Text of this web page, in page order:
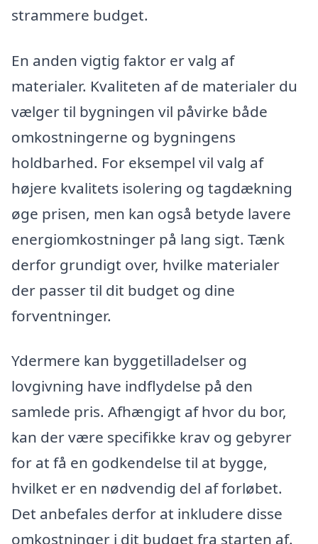
strammere budget.
En anden vigtig faktor er valg af
materialer. Kvaliteten af de materialer du
vælger til bygningen vil påvirke både
omkostningerne og bygningens
holdbarhed. For eksempel vil valg af
højere kvalitets isolering og tagdækning
øge prisen, men kan også betyde lavere
energiomkostninger på lang sigt. Tænk
derfor grundigt over, hvilke materialer
der passer til dit budget og dine
forventninger.
Ydermere kan byggetilladelser og
lovgivning have indflydelse på den
samlede pris. Afhængigt af hvor du bor,
kan der være specifikke krav og gebyrer
for at få en godkendelse til at bygge,
hvilket er en nødvendig del af forløbet.
Det anbefales derfor at inkludere disse
omkostninger i dit budget fra starten af.